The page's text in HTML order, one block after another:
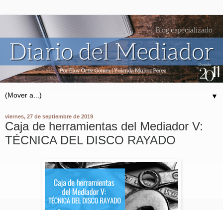
▼
viernes, 27 de septiembre de 2019
Caja de herramientas del Mediador V:
TÉCNICA DEL DISCO RAYADO